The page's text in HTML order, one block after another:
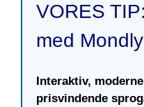
VORES
med
Interaktiv,
prisvindende